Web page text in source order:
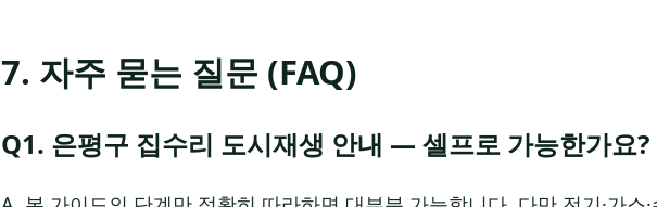
7. 자주 묻는 질문 (FAQ)
Q1. 은평구 집수리 도시재생 안내 — 셀프로 가능한가요?